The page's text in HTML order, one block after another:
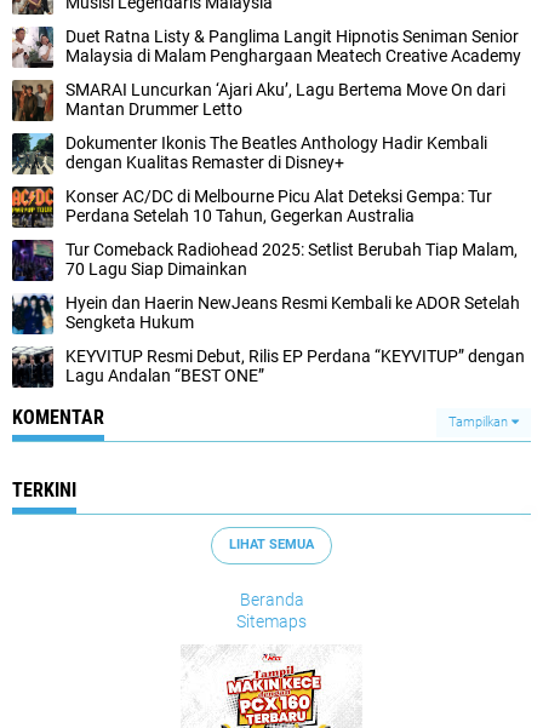
Duet Ratna Listy & Panglima Langit Hipnotis Seniman Senior
Malaysia di Malam Penghargaan Meatech Creative Academy
SMARAI Luncurkan ‘Ajari Aku’, Lagu Bertema Move On dari
Mantan Drummer Letto
Dokumenter Ikonis The Beatles Anthology Hadir Kembali
dengan Kualitas Remaster di Disney+
Konser AC/DC di Melbourne Picu Alat Deteksi Gempa: Tur
Perdana Setelah 10 Tahun, Gegerkan Australia
Tur Comeback Radiohead 2025: Setlist Berubah Tiap Malam,
70 Lagu Siap Dimainkan
Hyein dan Haerin NewJeans Resmi Kembali ke ADOR Setelah
Sengketa Hukum
KEYVITUP Resmi Debut, Rilis EP Perdana “KEYVITUP” dengan
Lagu Andalan “BEST ONE”
KOMENTAR Tampilkan
TERKINI
LIHAT SEMUA
Beranda
Sitemaps